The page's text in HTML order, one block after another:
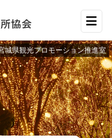
城県観光プロモーション推進室